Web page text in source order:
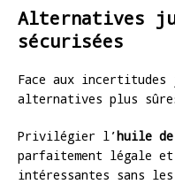
Alternatives
sécurisées
Face aux
alternatives plus
Privilégier l’huile de
parfaitement légale
intéressantes sans